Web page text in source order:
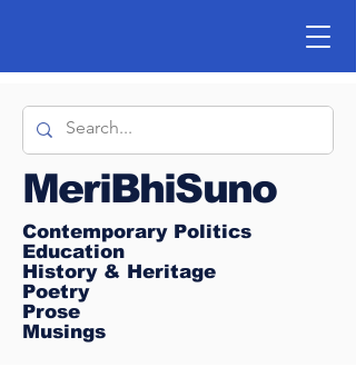
MeriBhiSuno
Contemporary Politics
Education
History & Heritage
Poetry
Prose
Musings